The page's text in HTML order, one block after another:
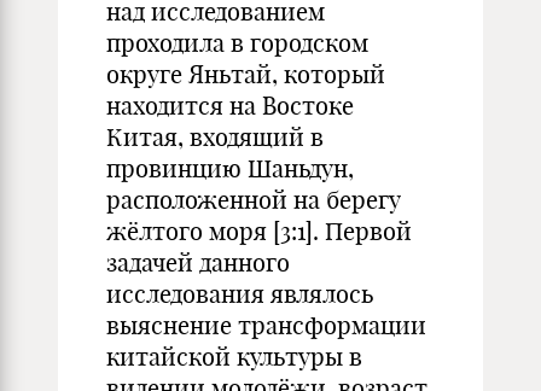
над исследованием
проходила в городском
округе Яньтай, который
находится на Востоке
Китая, входящий в
провинцию Шаньдун,
расположенной на берегу
жёлтого моря [3:1]. Первой
задачей данного
исследования являлось
выяснение трансформации
китайской культуры в